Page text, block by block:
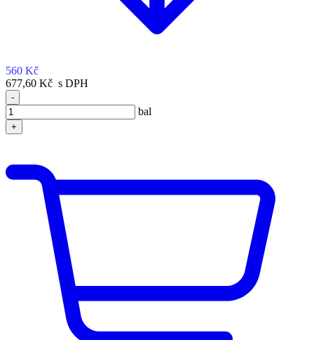
560 Kč
677,60 Kč s DPH
-
bal
+